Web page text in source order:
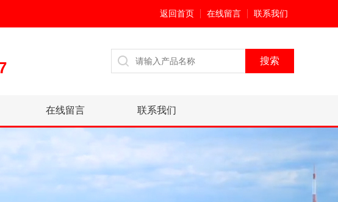
返回首页 在线留言 联系我们
在线留言 联系我们